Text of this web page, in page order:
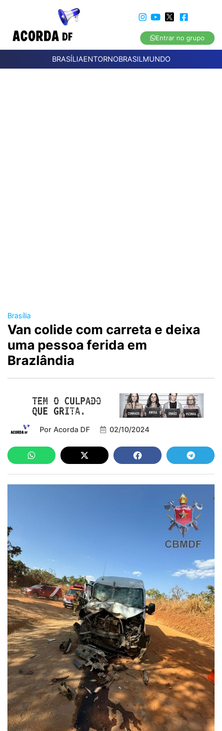
Entrar no grupo
BRASÍLIAENTORNOBRASILMUNDO
Brasília
Van colide com carreta e deixa
uma pessoa ferida em
Brazlândia
Por Acorda DF 02/10/2024